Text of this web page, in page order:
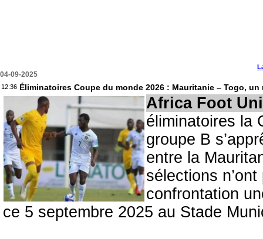
04-09-2025
12:36 Éliminatoires Coupe du monde 2026 : Mauritanie – Togo,
Africa Foot
éliminatoires la
groupe B
entre la
sélections
confrontation
ce 5 septembre 2025 au Stade